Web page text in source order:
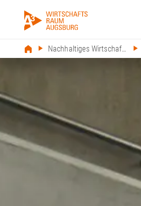
Nachhaltiges Wirtschaften